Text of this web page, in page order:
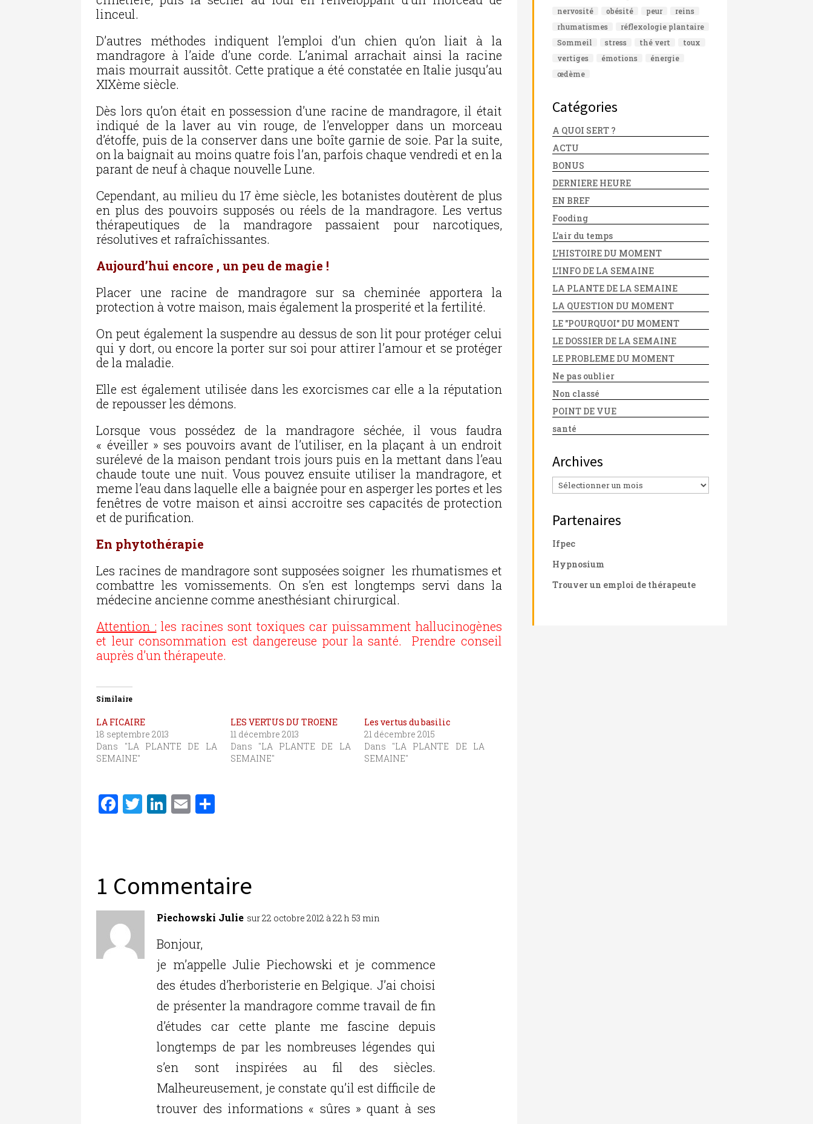
linceul.
D’autres méthodes indiquent l’emploi d’un chien qu’on liait à la
mandragore à l’aide d’une corde. L’animal arrachait ainsi la racine
mais mourrait aussitôt. Cette pratique a été constatée en Italie jusqu’au
XIXème siècle.
Dès lors qu’on était en possession d’une racine de mandragore, il était
indiqué de la laver au vin rouge, de l’envelopper dans un morceau
d’étoffe, puis de la conserver dans une boîte garnie de soie. Par la suite,
on la baignait au moins quatre fois l’an, parfois chaque vendredi et en la
parant de neuf à chaque nouvelle Lune.
Cependant, au milieu du 17 ème siècle, les botanistes doutèrent de plus
en plus des pouvoirs supposés ou réels de la mandragore. Les vertus
thérapeutiques de la mandragore passaient pour narcotiques,
résolutives et rafraîchissantes.
Aujourd’hui encore , un peu de magie !
Placer une racine de mandragore sur sa cheminée apportera la
protection à votre maison, mais également la prosperité et la fertilité.
On peut également la suspendre au dessus de son lit pour protéger celui
qui y dort, ou encore la porter sur soi pour attirer l’amour et se protéger
de la maladie.
Elle est également utilisée dans les exorcismes car elle a la réputation
de repousser les démons.
Lorsque vous possédez de la mandragore séchée, il vous faudra
« éveiller » ses pouvoirs avant de l’utiliser, en la plaçant à un endroit
surélevé de la maison pendant trois jours puis en la mettant dans l’eau
chaude toute une nuit. Vous pouvez ensuite utiliser la mandragore, et
meme l’eau dans laquelle elle a baignée pour en asperger les portes et les
fenêtres de votre maison et ainsi accroitre ses capacités de protection
et de purification.
En phytothérapie
Les racines de mandragore sont supposées soigner les rhumatismes et
combattre les vomissements. On s’en est longtemps servi dans la
médecine ancienne comme anesthésiant chirurgical.
Attention : les racines sont toxiques car puissamment hallucinogènes
et leur consommation est dangereuse pour la santé. Prendre conseil
auprès d’un thérapeute.
Similaire
LA FICAIRE
18 septembre 2013
Dans "LA PLANTE DE LA
SEMAINE"
LES VERTUS DU TROENE
11 décembre 2013
Dans "LA PLANTE DE LA
SEMAINE"
Les vertus du basilic
21 décembre 2015
Dans "LA PLANTE DE LA
SEMAINE"
F
b
o
o
k
T
r
Li
dI
n
E
er
1 Commentaire
Piechowski Julie sur 22 octobre 2012 à 22 h 53 min
Bonjour,
je m’appelle Julie Piechowski et je commence
des études d’herboristerie en Belgique. J’ai choisi
de présenter la mandragore comme travail de fin
d’études car cette plante me fascine depuis
longtemps de par les nombreuses légendes qui
s’en sont inspirées au fil des siècles.
Malheureusement, je constate qu’il est difficile de
trouver des informations « sûres » quant à ses
nervosité
obésité peur
reins
rhumatismes
réflexologie plantaire
Sommeil
stress thé vert
toux
vertiges
émotions
énergie
œdème
Catégories
A QUOI SERT ?
ACTU
BONUS
DERNIERE HEURE
EN BREF
Fooding
L'air du temps
L'HISTOIRE DU MOMENT
L'INFO DE LA SEMAINE
LA PLANTE DE LA SEMAINE
LA QUESTION DU MOMENT
LE "POURQUOI" DU MOMENT
LE DOSSIER DE LA SEMAINE
LE PROBLEME DU MOMENT
Ne pas oublier
Non classé
POINT DE VUE
santé
Archives
Archives
Partenaires
Ifpec
Hypnosium
Trouver un emploi de thérapeute